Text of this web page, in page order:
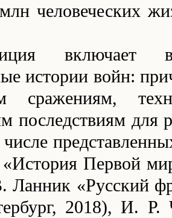
человеческих
включает
истории войн:
сражениям,
последствиям для
Первой
Ланник «Русский
2018), И. Р.